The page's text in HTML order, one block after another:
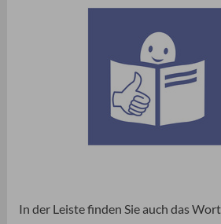
In der Leiste finden Sie auch das Wort